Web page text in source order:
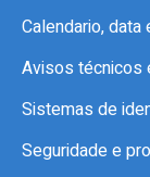
Calendario, data
Avisos técnicos
Sistemas de
Seguridade e